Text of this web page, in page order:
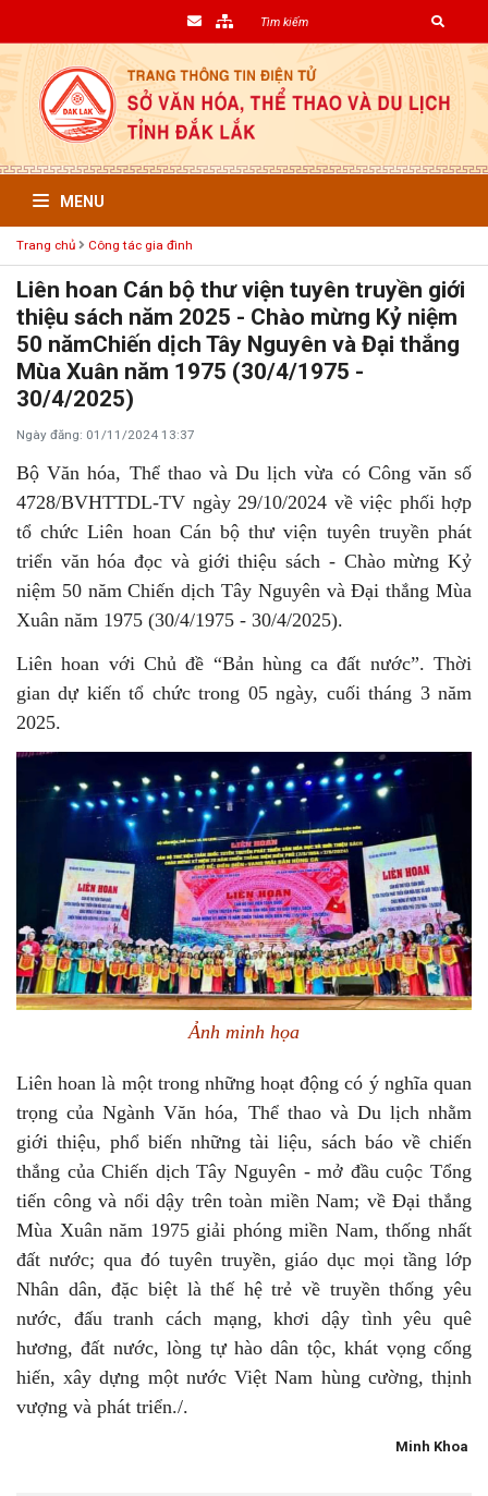
MENU
Trang chủ Công tác gia đình
Liên hoan Cán bộ thư viện tuyên truyền giới
thiệu sách năm 2025 - Chào mừng Kỷ niệm
50 nămChiến dịch Tây Nguyên và Đại thắng
Mùa Xuân năm 1975 (30/4/1975 -
30/4/2025)
Ngày đăng: 01/11/2024 13:37
Bộ Văn hóa, Thể thao và Du lịch vừa có Công văn số
4728/BVHTTDL-TV ngày 29/10/2024 về việc phối hợp
tổ chức Liên hoan Cán bộ thư viện tuyên truyền phát
triển văn hóa đọc và giới thiệu sách - Chào mừng Kỷ
niệm 50 năm Chiến dịch Tây Nguyên và Đại thắng Mùa
Xuân năm 1975 (30/4/1975 - 30/4/2025).
Liên hoan với Chủ đề “Bản hùng ca đất nước”. Thời
gian dự kiến tổ chức trong 05 ngày, cuối tháng 3 năm
2025.
Ảnh minh họa
Liên hoan là một trong những hoạt động có ý nghĩa quan
trọng của Ngành Văn hóa, Thể thao và Du lịch nhằm
giới thiệu, phổ biến những tài liệu, sách báo về chiến
thắng của Chiến dịch Tây Nguyên - mở đầu cuộc Tổng
tiến công và nổi dậy trên toàn miền Nam; về Đại thắng
Mùa Xuân năm 1975 giải phóng miền Nam, thống nhất
đất nước; qua đó tuyên truyền, giáo dục mọi tầng lớp
Nhân dân, đặc biệt là thế hệ trẻ về truyền thống yêu
nước, đấu tranh cách mạng, khơi dậy tình yêu quê
hương, đất nước, lòng tự hào dân tộc, khát vọng cống
hiến, xây dựng một nước Việt Nam hùng cường, thịnh
vượng và phát triển./.
Minh Khoa